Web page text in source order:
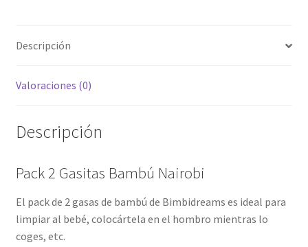
Descripción
Valoraciones (0)
Descripción
Pack 2 Gasitas Bambú Nairobi
El pack de 2 gasas de bambú de Bimbidreams es ideal para
limpiar al bebé, colocártela en el hombro mientras lo
coges, etc.